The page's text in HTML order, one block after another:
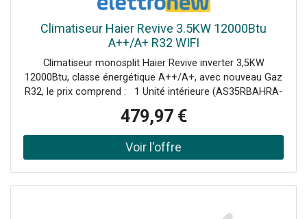
Climatiseur Haier Revive 3.5KW 12000Btu
A++/A+ R32 WIFI
Climatiseur monosplit Haier Revive inverter 3,5KW
12000Btu, classe énergétique A++/A+, avec nouveau Gaz
R32, le prix comprend : 1 Unité intérieure (AS35RBAHRA-
AABF4ZE00) 1 Télécommande incluse (YR-HE2).
Commande Wi-Fi intégrée pour le contrôle à distance du
climatiseur. Ce modèle remplace les séries Geos et Geos
Plus.
479,97 €